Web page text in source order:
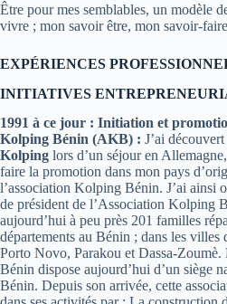
Être pour mes semblables, un modèle
vivre ; mon savoir être, mon savoir-
EXPÉRIENCES
INITIATIVES
1991 à ce jour : Initiation et
Kolping Bénin (AKB) : J’ai découvert
Kolping lors d’un séjour en
faire la promotion dans mon pays
l’association Kolping Bénin. J’ai ainsi
de président de l’Association Kolping
aujourd’hui à peu près 201 familles
départements au Bénin ; dans les villes
Porto Novo, Parakou et Dassa-
Bénin dispose aujourd’hui d’un siège
Bénin. Depuis son arrivée, cette